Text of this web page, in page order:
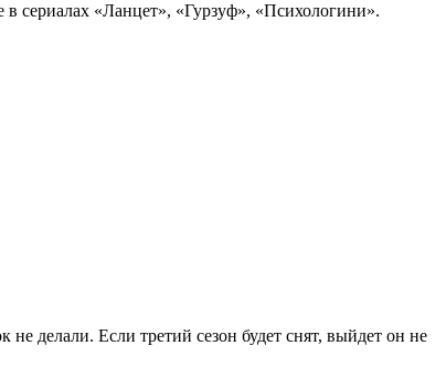
сериалах «Ланцет», «Гурзуф», «Психологини».
делали. Если третий сезон будет снят, выйдет он не